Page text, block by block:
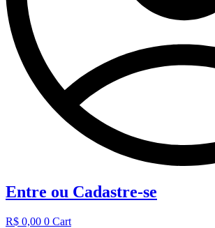
Entre ou Cadastre-se
R$ 0,00 0 Cart